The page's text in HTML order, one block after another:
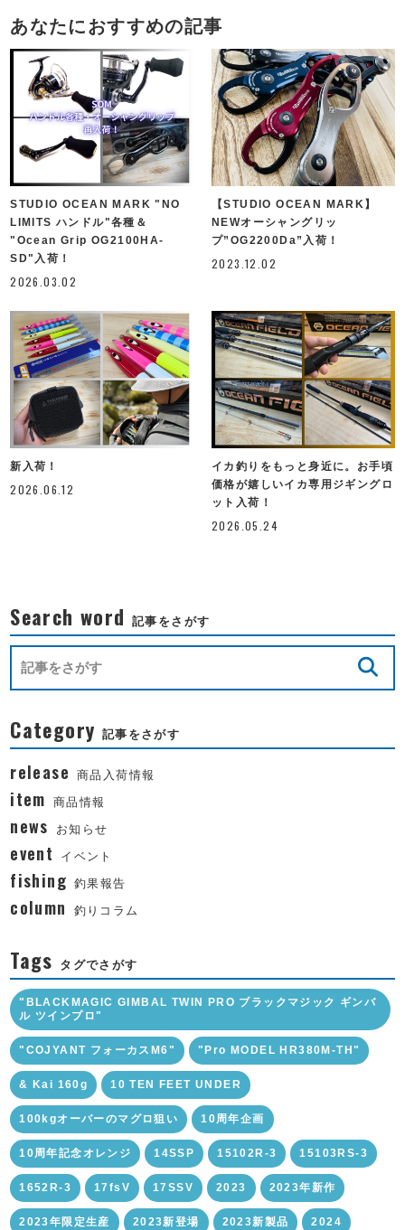
あなたにおすすめの記事
STUDIO OCEAN MARK "NO
LIMITS ハンドル"各種＆
"Ocean Grip OG2100HA-
SD"入荷！
2026.03.02
【STUDIO OCEAN MARK】
NEWオーシャングリッ
プ”OG2200Da”入荷！
2023.12.02
新入荷！
2026.06.12
イカ釣りをもっと身近に。お手頃
価格が嬉しいイカ専用ジギングロ
ット入荷！
2026.05.24
Search word 記事をさがす
Category 記事をさがす
release 商品入荷情報
item 商品情報
news お知らせ
event イベント
fishing 釣果報告
column 釣りコラム
Tags タグでさがす
"BLACKMAGIC GIMBAL TWIN PRO ブラックマジック ギンバ
ル ツインプロ"
"COJYANT フォーカスM6" "Pro MODEL HR380M-TH"
& Kai 160g 10 TEN FEET UNDER
100kgオーバーのマグロ狙い 10周年企画
10周年記念オレンジ 14SSP 15102R-3 15103RS-3
1652R-3 17fsV 17SSV 2023 2023年新作
2023年限定生産 2023新登場 2023新製品 2024